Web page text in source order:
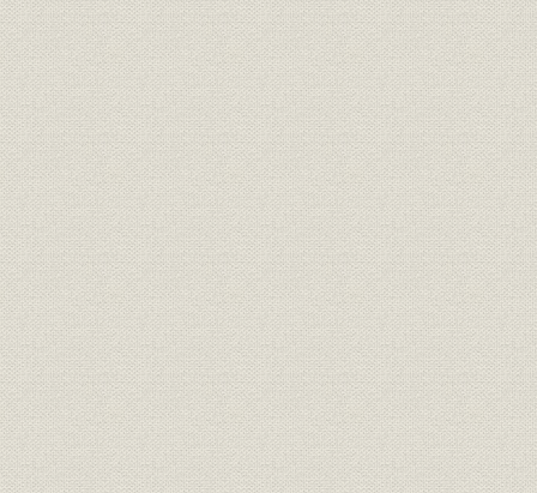
価格;技術 小麦粉の公定価格と規格 昭和18年
役員
元常務取締役 標智吉、元常務取
締役 北村信男、元監査役 相沢勝
太郎
役員
元取締役 樋口浩、元取締役 田中
安治、元取締役 岩本徳太郎、元
監査役 故 大木胸治
貿易 戦后品目別食糧輸入
昭和21年
(1952年)
生産 製粉能力変遷表
昭和19年
(1950年)
業界 製粉業者の変遷
昭和25年
(1952年
価格
小麦、小麦粉政府売渡価格の変
遷
昭和21年
(1954年)6